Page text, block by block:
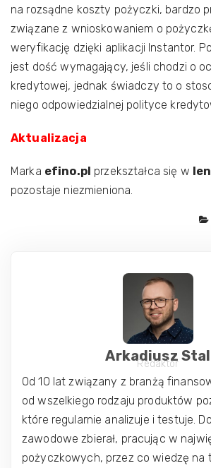
na rozsądne koszty pożyczki, bardzo
związane z wnioskowaniem o
weryfikację dzięki aplikacji Instantor.
jest dość wymagający, jeśli chodzi o
kredytowej, jednak świadczy to o
niego odpowiedzialnej polityce
Aktualizacja
Marka efino.pl przekształca się w
pozostaje niezmieniona.
Arkadiusz Stal
Redaktor
Od 10 lat związany z branżą
od wszelkiego rodzaju produktów
które regularnie analizuje i testuje.
zawodowe zbierał, pracując w
pożyczkowych, przez co wiedzę na